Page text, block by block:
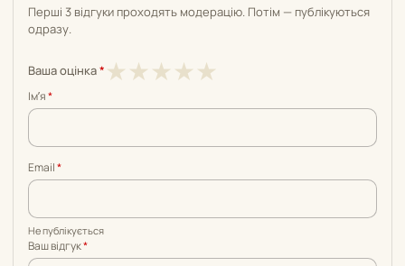
Перші 3 відгуки проходять модерацію. Потім — публікуються
одразу.
Ваша оцінка* ★
5
★4
5
★3
5
★2
5
★1
5
Імʼя*
Email*
Не публікується
Ваш відгук*